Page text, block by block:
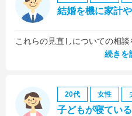
結婚を機に家計
続きを
20代 女性
子どもが寝てい